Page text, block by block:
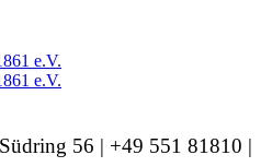
56 | +49 551 81810 |